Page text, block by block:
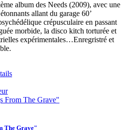
album des Needs (2009), avec une
allant du garage 60’
crépusculaire en passant
morbide, la disco kitch torturée et
expérimentales…Enregristré et
The Grave"